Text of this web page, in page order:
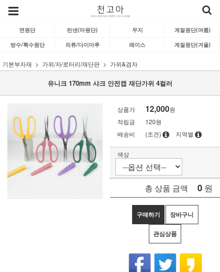
면원단 린넨(마원단) 무지 계절원단(여름)
방수/특수원단 의류/다이마루 레이스 계절원단(겨울)
기본부자재 가위/자/로터리/재단판 가위&겸자
유니크 170mm 샤크 안전캡 재단가위 4컬러
상품가 12,000원
적립금
120원
배송비
(조건) 지역별
색상
총 상품 금액 0 원
구매하기 장바구니
관심상품